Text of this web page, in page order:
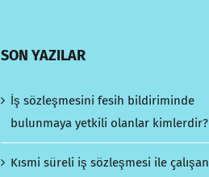
SON YAZILAR
İş sözleşmesini fesih bildiriminde
bulunmaya yetkili olanlar kimlerdir?
Kısmi süreli iş sözleşmesi ile çalışan